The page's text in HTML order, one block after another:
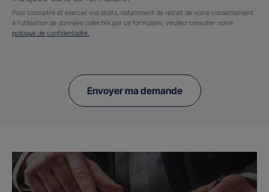
Pour connaitre et exercer vos droits, notamment de retrait de votre consentement
à l'utilisation de données collectés par ce formulaire, veuillez consulter notre
politique de confidentialité.
Envoyer ma demande